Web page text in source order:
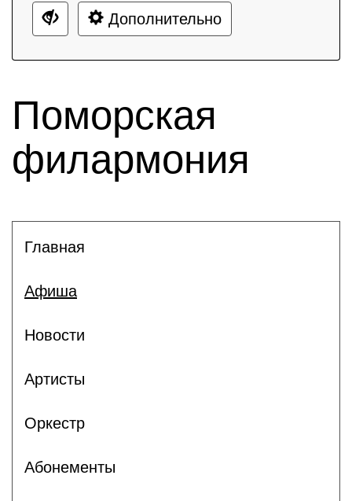
Дополнительно
Поморская
филармония
Главная
Афиша
Новости
Артисты
Оркестр
Абонементы